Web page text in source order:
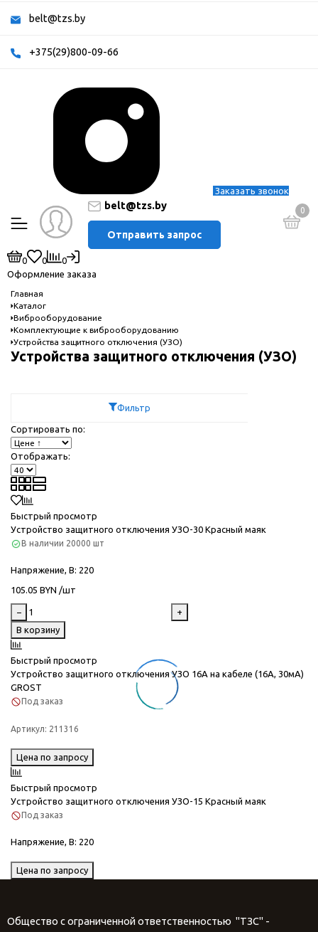
belt@tzs.by
+375(29)800-09-66
Заказать звонок
belt@tzs.by
Отправить запрос
0
0 0
0
Оформление заказа
Главная
Каталог
Виброоборудование
Комплектующие к виброоборудованию
Устройства защитного отключения (УЗО)
Устройства защитного отключения (УЗО)
Фильтр
Сортировать по:
Отображать:
Быстрый просмотр
Устройство защитного отключения УЗО-30 Красный маяк
В наличии 20000 шт
Напряжение, В: 220
105.05 BYN /шт
−
+
В корзину
Быстрый просмотр
Устройство защитного отключения УЗО 16А на кабеле (16А, 30мА)
GROST
Под заказ
Артикул: 211316
Цена по запросу
Быстрый просмотр
Устройство защитного отключения УЗО-15 Красный маяк
Под заказ
Напряжение, В: 220
Цена по запросу
Общество с ограниченной ответственностью "ТЗС" -